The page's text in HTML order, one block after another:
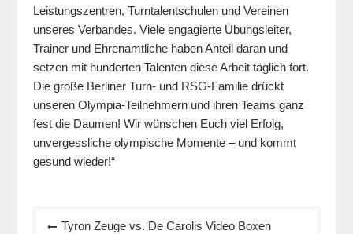
Leistungszentren, Turntalentschulen und Vereinen
unseres Verbandes. Viele engagierte Übungsleiter,
Trainer und Ehrenamtliche haben Anteil daran und
setzen mit hunderten Talenten diese Arbeit täglich fort.
Die große Berliner Turn- und RSG-Familie drückt
unseren Olympia-Teilnehmern und ihren Teams ganz
fest die Daumen! Wir wünschen Euch viel Erfolg,
unvergessliche olympische Momente – und kommt
gesund wieder!“
Beitragsnavigation
Tyron Zeuge vs. De Carolis Video Boxen